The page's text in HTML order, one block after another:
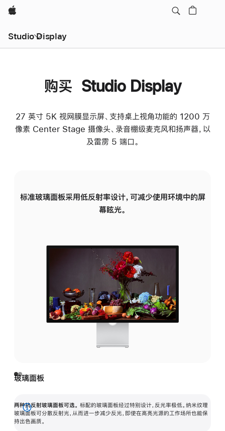
Apple
Studio Display
购买 Studio Display
27 英寸 5K 视网膜显示屏、支持桌上视角功能的 1200 万
像素 Center Stage 摄像头、录音棚级麦克风和扬声器，以
及雷雳 5 端口。
标准玻璃面板采用低反射率设计，可减少使用环境中的屏
幕眩光。
玻璃面板
两种抗反射玻璃面板可选。 标配的玻璃面板经过特别设计，反光率极低。纳米纹理
玻璃面板可分散反射光，从而进一步减少反光，即使在高亮光源的工作场所也能保
持出色画质。
展
开